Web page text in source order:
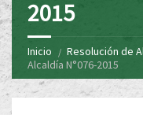
2015
Inicio Resolución de
Alcaldía N°076-2015